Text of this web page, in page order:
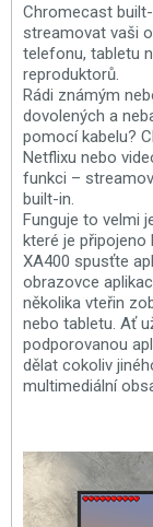
Chromecast
streamovat vaši
telefonu, tabletu
reproduktorů.
Rádi známým
dovolených a
pomocí kabelu?
Netflixu nebo
funkci –
built-in.
Funguje to velmi
které je připojeno
XA400 spusťte
obrazovce
několika vteřin
nebo tabletu. Ať
podporovanou
dělat cokoliv
multimediální